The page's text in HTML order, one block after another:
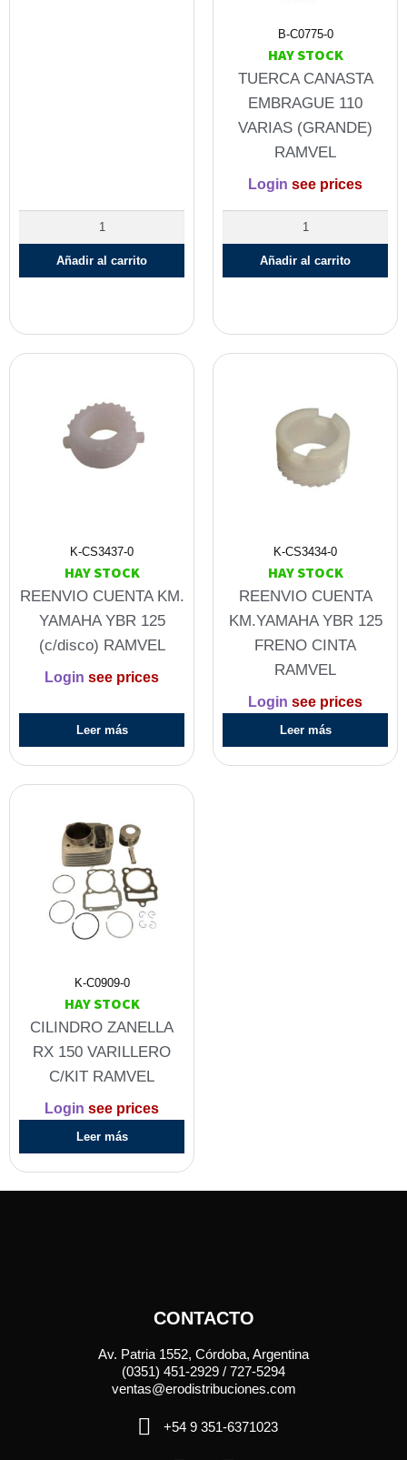
Añadir al carrito
B-C0775-0
HAY STOCK
TUERCA CANASTA
EMBRAGUE 110
VARIAS (GRANDE)
RAMVEL
Login see prices
Añadir al carrito
K-CS3437-0
HAY STOCK
REENVIO CUENTA KM.
YAMAHA YBR 125
(c/disco) RAMVEL
Login see prices
Leer más
K-CS3434-0
HAY STOCK
REENVIO CUENTA
KM.YAMAHA YBR 125
FRENO CINTA
RAMVEL
Login see prices
Leer más
K-C0909-0
HAY STOCK
CILINDRO ZANELLA
RX 150 VARILLERO
C/KIT RAMVEL
Login see prices
Leer más
CONTACTO
Av. Patria 1552, Córdoba, Argentina
(0351) 451-2929 / 727-5294
ventas@erodistribuciones.com
+54 9 351-6371023